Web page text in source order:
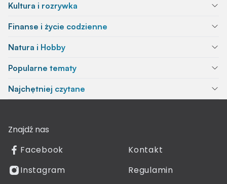
Kultura i rozrywka
Finanse i życie codzienne
Natura i Hobby
Popularne tematy
Najchętniej czytane
Znajdź nas
Facebook
Instagram
Kontakt
Regulamin